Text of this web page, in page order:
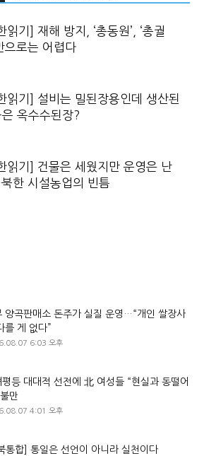
읽기] 재해 방지, ‘총동원’, ‘총궐
으로는 어렵다
읽기] 설비는 밀된장용인데 생산된
옥수수된장?
읽기] 건물은 세웠지만 운영은 난
한 시설농업의 빈틈
양곡판매소 돈주가 실질 운영…“개인 쌀장사
를 게 없다”
6:03 오후
평등 대대적 선전에 北 여성들 “현실과 동떨어
만
4:01 오후
통합] 통일은 선언이 아니라 실천이다